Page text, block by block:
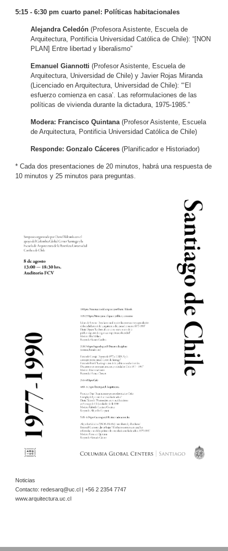
5:15 - 6:30 pm cuarto panel: Políticas habitacionales
Alejandra Celedón (Profesora Asistente, Escuela de
Arquitectura, Pontificia Universidad Católica de Chile): “[NON
PLAN] Entre libertad y liberalismo”
Emanuel Giannotti (Profesor Asistente, Escuela de
Arquitectura, Universidad de Chile) y Javier Rojas Miranda
(Licenciado en Arquitectura, Universidad de Chile): “‘El
esfuerzo comienza en casa’. Las reformulaciones de las
políticas de vivienda durante la dictadura, 1975-1985.”
Modera: Francisco Quintana (Profesor Asistente, Escuela
de Arquitectura, Pontificia Universidad Católica de Chile)
Responde: Gonzalo Cáceres (Planificador e Historiador)
* Cada dos presentaciones de 20 minutos, habrá una respuesta de
10 minutos y 25 minutos para preguntas.
Noticias
Contacto: redesarq@uc.cl
| +56 2 2354 7747
www.arquitectura.uc.cl